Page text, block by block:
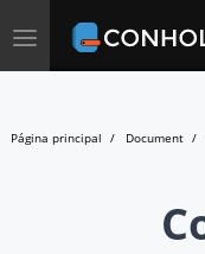
Toggle
navigation
Página principal Document